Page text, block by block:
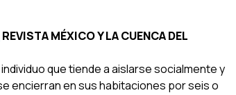
REVISTA MÉXICO Y LA CUENCA DEL
que tiende a aislarse socialmente y
encierran en sus habitaciones por seis o